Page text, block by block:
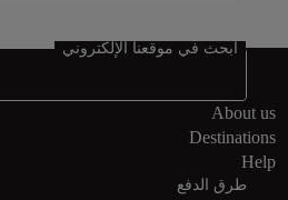
الموقع
ابحث في موقعنا الإلكتروني
About us
Destinations
Help
طرق الدفع